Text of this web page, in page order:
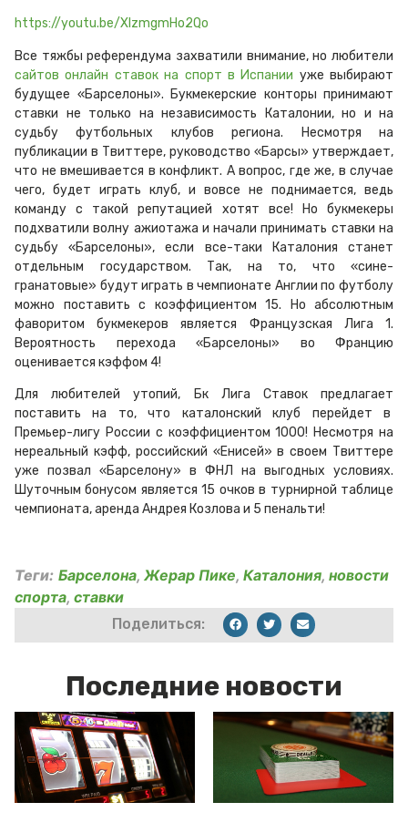
https://youtu.be/XIzmgmHo2Qo
Все тяжбы референдума захватили внимание, но любители
сайтов онлайн ставок на спорт в Испании уже выбирают
будущее «Барселоны». Букмекерские конторы принимают
ставки не только на независимость Каталонии, но и на
судьбу футбольных клубов региона. Несмотря на
публикации в Твиттере, руководство «Барсы» утверждает,
что не вмешивается в конфликт. А вопрос, где же, в случае
чего, будет играть клуб, и вовсе не поднимается, ведь
команду с такой репутацией хотят все! Но букмекеры
подхватили волну ажиотажа и начали принимать ставки на
судьбу «Барселоны», если все-таки Каталония станет
отдельным государством. Так, на то, что «сине-
гранатовые» будут играть в чемпионате Англии по футболу
можно поставить с коэффициентом 15. Но абсолютным
фаворитом букмекеров является Французская Лига 1.
Вероятность перехода «Барселоны» во Францию
оценивается кэффом 4!
Для любителей утопий, Бк Лига Ставок предлагает
поставить на то, что каталонский клуб перейдет в
Премьер-лигу России с коэффициентом 1000! Несмотря на
нереальный кэфф, российский «Енисей» в своем Твиттере
уже позвал «Барселону» в ФНЛ на выгодных условиях.
Шуточным бонусом является 15 очков в турнирной таблице
чемпионата, аренда Андрея Козлова и 5 пенальти!
Теги: Барселона, Жерар Пике, Каталония, новости
спорта, ставки
Поделиться:
Последние новости